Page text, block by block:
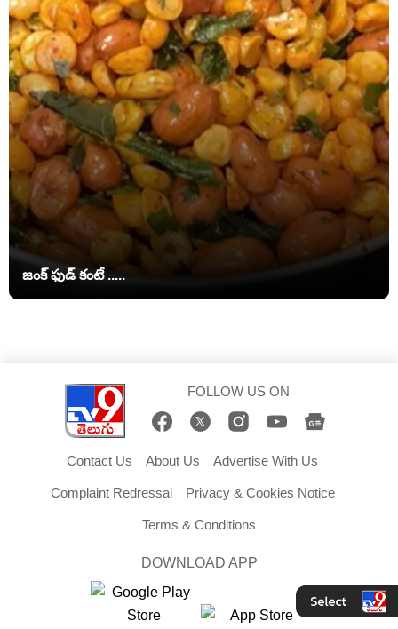
జంక్ ఫుడ్‌ కంటే .....
FOLLOW US ON
Contact Us About Us Advertise With Us
Complaint Redressal Privacy & Cookies Notice
Terms & Conditions
DOWNLOAD APP